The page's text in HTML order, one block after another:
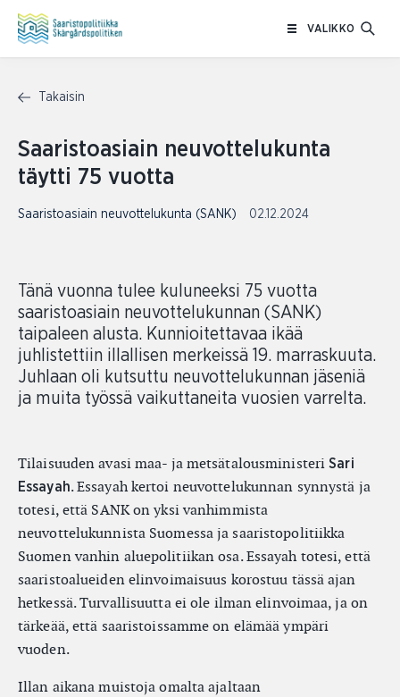
VALIKKO
Takaisin
Saaristoasiain neuvottelukunta
täytti 75 vuotta
Saaristoasiain neuvottelukunta (SANK) 02.12.2024
Tänä vuonna tulee kuluneeksi 75 vuotta
saaristoasiain neuvottelukunnan (SANK)
taipaleen alusta. Kunnioitettavaa ikää
juhlistettiin illallisen merkeissä 19. marraskuuta.
Juhlaan oli kutsuttu neuvottelukunnan jäseniä
ja muita työssä vaikuttaneita vuosien varrelta.
Tilaisuuden avasi maa- ja metsätalousministeriSari
Essayah. Essayah kertoi neuvottelukunnan synnystä ja
totesi, että SANK on yksi vanhimmista
neuvottelukunnista Suomessa ja saaristopolitiikka
Suomen vanhin aluepolitiikan osa. Essayah totesi, että
saaristoalueiden elinvoimaisuus korostuu tässä ajan
hetkessä. Turvallisuutta ei ole ilman elinvoimaa, ja on
tärkeää, että saaristoissamme on elämää ympäri
vuoden.
Illan aikana muistoja omalta ajaltaan